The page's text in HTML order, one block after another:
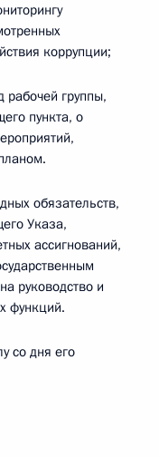
коррупции;
рабочей группы,
пункта, о
обязательств,
Указа,
ассигнований,
руководство и
функций.
со дня его